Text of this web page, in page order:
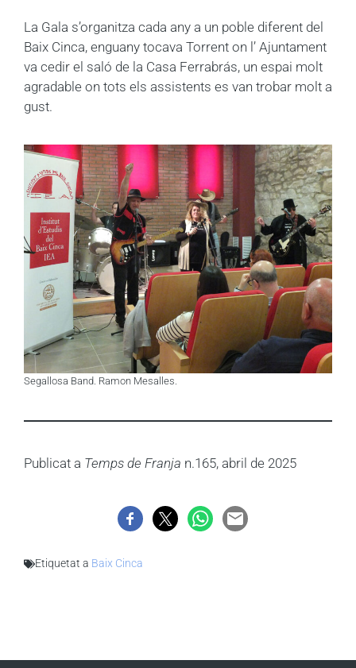
La Gala s’organitza cada any a un poble diferent del
Baix Cinca, enguany tocava Torrent on l’ Ajuntament
va cedir el saló de la Casa Ferrabrás, un espai molt
agradable on tots els assistents es van trobar molt a
gust.
Segallosa Band. Ramon Mesalles.
Publicat a Temps de Franja n.165, abril de 2025
Etiquetat a Baix Cinca